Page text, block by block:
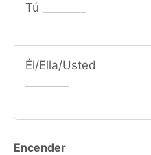
Tú ________
Él/Ella/Usted
Encender